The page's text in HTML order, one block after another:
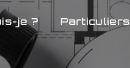
je ? Particuliers